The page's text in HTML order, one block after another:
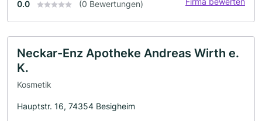
0.0 (0 Bewertungen)
Neckar-Enz Apotheke Andreas Wirth e.
K.
Kosmetik
Hauptstr. 16, 74354 Besigheim